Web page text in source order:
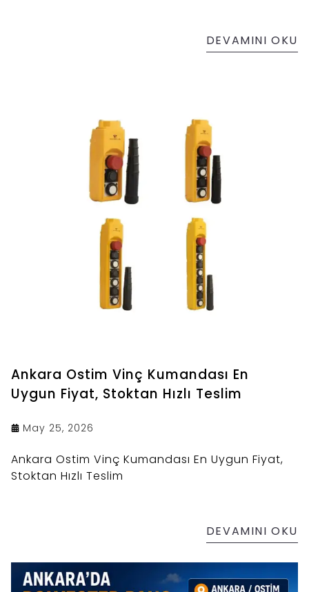
DEVAMINI OKU
Ankara Ostim Vinç Kumandası En
Uygun Fiyat, Stoktan Hızlı Teslim
May 25, 2026
Ankara Ostim Vinç Kumandası En Uygun Fiyat,
Stoktan Hızlı Teslim
DEVAMINI OKU